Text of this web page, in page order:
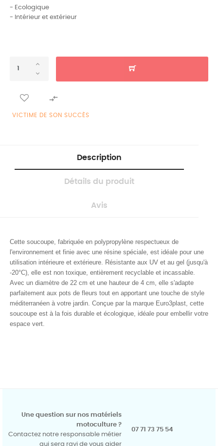
- Ecologique
- Intérieur et extérieur

VICTIME DE SON SUCCÈS
Description
Détails du produit
Avis
Cette soucoupe, fabriquée en polypropylène respectueux de
l'environnement et finie avec une résine spéciale, est idéale pour une
utilisation intérieure et extérieure. Résistante aux UV et au gel (jusqu'à
-20°C), elle est non toxique, entièrement recyclable et incassable.
Avec un diamètre de 22 cm et une hauteur de 4 cm, elle s'adapte
parfaitement aux pots de fleurs tout en apportant une touche de style
méditerranéen à votre jardin. Conçue par la marque Euro3plast, cette
soucoupe est à la fois durable et écologique, idéale pour embellir votre
espace vert.
Une question sur nos matériels
motoculture ?
Contactez notre responsable métier
qui sera ravi de vous aider
07 71 73 75 54